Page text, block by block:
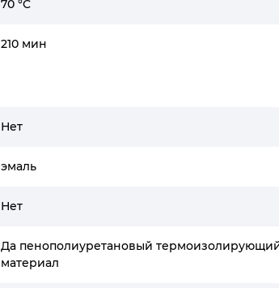
70 °C
210 мин
Нет
эмаль
Нет
Да пенополиуретановый
материал